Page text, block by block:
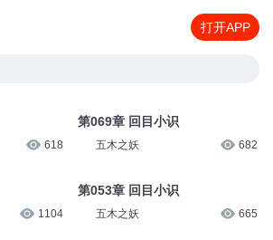
打开APP
618
1104
第069章 回目小识
五木之妖 682
第053章 回目小识
五木之妖 665